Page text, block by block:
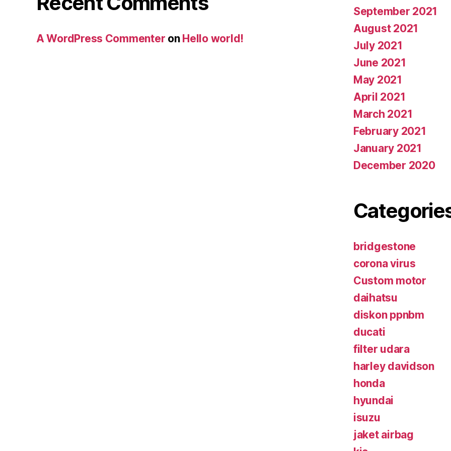
A WordPress Commenter on Hello world!
September 2021
August 2021
July 2021
June 2021
May 2021
April 2021
March 2021
February 2021
January 2021
December 2020
bridgestone
corona virus
Custom motor
daihatsu
diskon ppnbm
ducati
filter udara
harley davidson
honda
hyundai
isuzu
jaket airbag